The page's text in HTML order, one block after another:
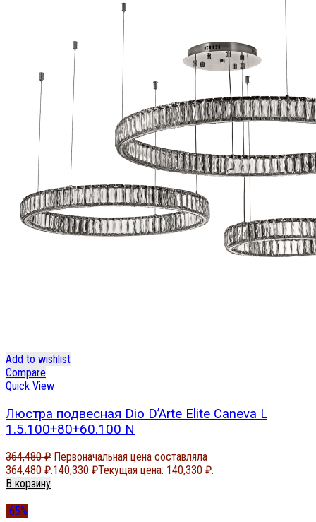
Add to wishlist
Compare
Quick View
Люстра подвесная Dio D’Arte Elite Caneva L
1.5.100+80+60.100 N
364,480₽ Первоначальная цена составляла
364,480 ₽.140,330 ₽Текущая цена: 140,330 ₽.
В корзину
-65%